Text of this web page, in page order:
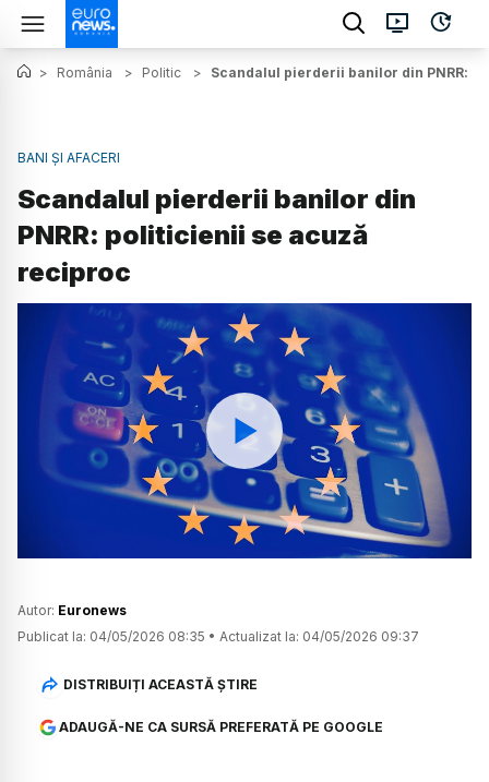
> România > Politic > Scandalul pierderii banilor din PNRR:
BANI ȘI AFACERI
Scandalul pierderii banilor din
PNRR: politicienii se acuză
reciproc
Watch
Autor: Euronews
Publicat la: 04/05/2026 08:35 • Actualizat la: 04/05/2026 09:37
DISTRIBUIȚI ACEASTĂ ȘTIRE
ADAUGĂ-NE CA SURSĂ PREFERATĂ PE GOOGLE